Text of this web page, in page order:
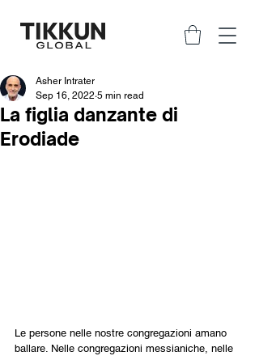
La figlia danzante di
Erodiade
Asher Intrater
Sep 16, 2022 5 min read
Le persone nelle nostre congregazioni amano
ballare. Nelle congregazioni messianiche, nelle